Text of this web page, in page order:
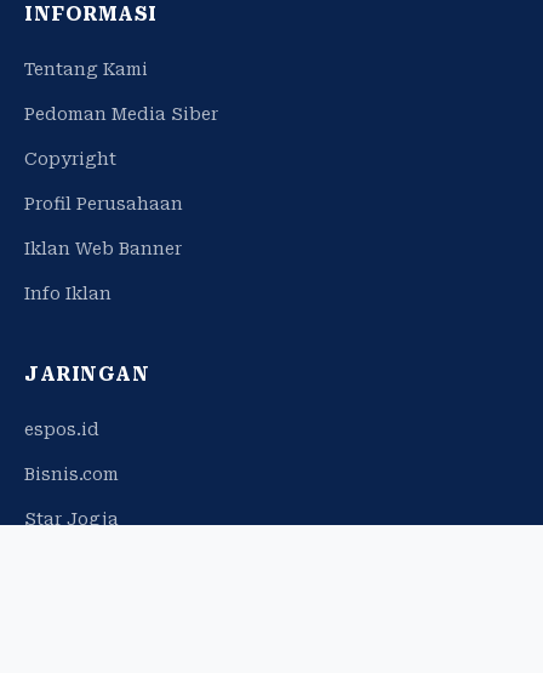
INFORMASI
Tentang Kami
Pedoman Media Siber
Copyright
Profil Perusahaan
Iklan Web Banner
Info Iklan
JARINGAN
espos.id
Bisnis.com
Star Jogja